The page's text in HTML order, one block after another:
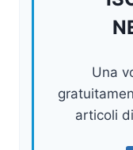
Una
articoli